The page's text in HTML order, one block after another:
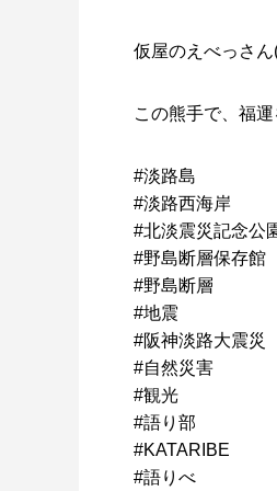
仮屋のえべっさん
この熊手で、福
#淡路島
#淡路西海岸
#北淡震災記念公
#野島断層保存館
#野島断層
#地震
#阪神淡路大震災
#自然災害
#観光
#語り部
#KATARIBE
#語りべ